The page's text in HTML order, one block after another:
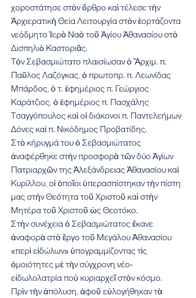
χοροστάτησε στὸν ὄρθρο καὶ τέλεσε τὴν
Ἀρχιερατικὴ Θεία Λειτουργία στὸν ἑορτάζοντα
νεόδμητο Ἱερὸ Ναὸ τοῦ Ἁγίου Ἀθανασίου στὸ
Δισπηλιὸ Καστοριᾶς.
Τὸν Σεβασμιώτατο πλαισίωσαν ὁ Ἄρχιμ. π.
Παῦλος Λαζόγκας, ὁ πρωτοπρ. π. Λεωνίδας
Μπάρδος, ὁ τ. ἐφημέριος π. Γεώργιος
Καράτζιος, ὁ ἐφημέριος π. Πασχάλης
Τσαγγόπουλος καὶ οἱ διάκονοι π. Παντελεήμων
Δόνες καὶ π. Νικόδημος Προβατίδης.
Στὸ κήρυγμά του ὁ Σεβασμιώτατος
ἀναφέρθηκε στὴν προσφορὰ τῶν δύο Ἁγίων
Πατριαρχῶν της Ἀλεξάνδρειας Ἀθανασίου καὶ
Κυρίλλου, οἱ ὁποῖοι ὑπερασπίστηκαν τὴν πίστη
μας στὴν Θεότητα τοῦ Χριστοῦ καὶ στὴν
Μητέρα τοῦ Χριστοῦ ὡς Θεοτόκο.
Στὴν συνέχεια ὁ Σεβασμιώτατος ἔκανε
ἀναφορὰ στὸ ἔργο τοῦ Μεγάλου Ἀθανασίου
«περὶ εἰδώλων» ὑπογραμμίζοντας τὶς
ὁμοιότητες μὲ τὴν σύγχρονη νέο-
εἰδωλολατρία ποὺ κυριαρχεῖ στὸν κόσμο.
Πρὶν τὴν ἀπόλυση, ἀφοῦ εὐλογήθηκαν τὰ